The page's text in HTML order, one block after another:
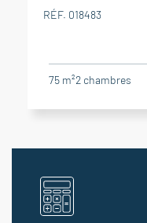
RÉF. 018483
75 m²2 chambres